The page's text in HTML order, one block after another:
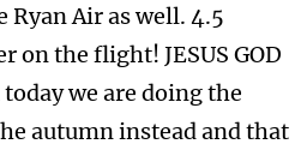
Air as well. 4.5
on the flight! JESUS GOD
we are doing the
autumn instead and that